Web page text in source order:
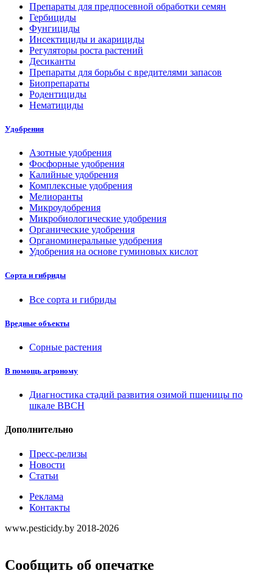
Препараты для предпосевной обработки семян
Гербициды
Фунгициды
Инсектициды и акарициды
Регуляторы роста растений
Десиканты
Препараты для борьбы с вредителями запасов
Биопрепараты
Родентициды
Нематициды
Удобрения
Азотные удобрения
Фосфорные удобрения
Калийные удобрения
Комплексные удобрения
Мелиоранты
Микроудобрения
Микробиологические удобрения
Органические удобрения
Органоминеральные удобрения
Удобрения на основе гуминовых кислот
Сорта и гибриды
Все сорта и гибриды
Вредные объекты
Сорные растения
В помощь агроному
Диагностика стадий развития озимой пшеницы по
шкале ВВСН
Дополнительно
Пресс-релизы
Новости
Статьи
Реклама
Контакты
www.pesticidy.by 2018-2026
Сообщить об опечатке